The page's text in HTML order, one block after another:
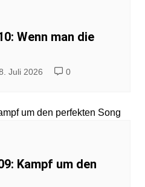
Wenn man die
Juli 2026 0
Kampf um den